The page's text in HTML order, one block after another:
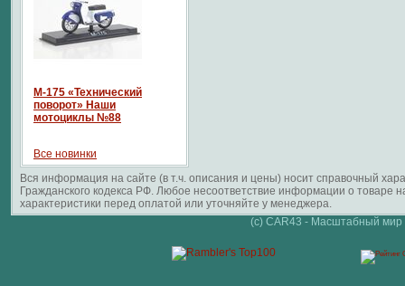
М-175 «Технический
поворот» Наши
мотоциклы №88
Все новинки
Вся информация на сайте (в т.ч. описания и цены) носит справочный
Гражданского кодекса РФ. Любое несоответствие информации о
характеристики перед оплатой или уточняйте у менеджера.
(c) CAR43 - Масштабный мир